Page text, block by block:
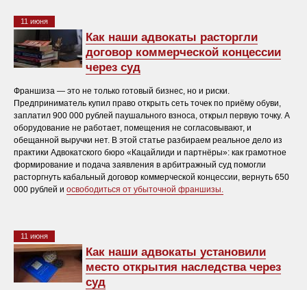
11 июня
Как наши адвокаты расторгли
договор коммерческой концессии
через суд
Франшиза — это не только готовый бизнес, но и риски.
Предприниматель купил право открыть сеть точек по приёму обуви,
заплатил 900 000 рублей паушального взноса, открыл первую точку. А
оборудование не работает, помещения не согласовывают, и
обещанной выручки нет. В этой статье разбираем реальное дело из
практики Адвокатского бюро «Кацайлиди и партнёры»: как грамотное
формирование и подача заявления в арбитражный суд помогли
расторгнуть кабальный договор коммерческой концессии, вернуть 650
000 рублей и освободиться от убыточной франшизы.
11 июня
Как наши адвокаты установили
место открытия наследства через
суд